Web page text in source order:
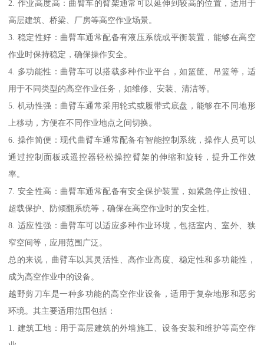
2. 作业高度高：曲臂车的臂架通常可以延伸到较高的位置，适用于
高层建筑、桥梁、厂房等高空作业场景。
3. 稳定性好：曲臂车通常配备有液压系统或平衡装置，能够在高空
作业时保持稳定，确保操作安全。
4. 多功能性：曲臂车可以搭载多种作业平台，如篮筐、吊篮等，适
用于不同类型的高空作业任务，如维修、安装、清洁等。
5. 机动性强：曲臂车通常采用轮式或履带式底盘，能够在不同地形
上移动，方便在不同作业地点之间切换。
6. 操作简便：现代曲臂车通常配备有智能控制系统，操作人员可以
通过控制面板或遥控器轻松操控臂架的伸缩和旋转，提升工作效
率。
7. 安全性高：曲臂车通常配备有安全保护装置，如紧急停止按钮、
超载保护、防倾翻系统等，确保在高空作业时的安全性。
8. 适应性强：曲臂车可以适应多种作业环境，包括室内、室外、狭
窄空间等，应用范围广泛。
总的来说，曲臂车以其灵活性、高作业高度、稳定性和多功能性，
成为高空作业中的设备。
越野剪刀车是一种多功能的高空作业设备，适用于复杂地形和恶劣
环境。其主要适用范围包括：
1. 建筑工地：用于高层建筑的外墙施工、设备安装和维护等高空作